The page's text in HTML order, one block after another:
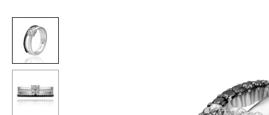
ПОДВЕСКИ И КРЕСТЫ
БРОШИ
ЦЕПИ
ДЛЯ ЧАЯ
ДЛЯ КОФЕ
ДЕТЯМ
БРАСЛЕТЫ
КОЛЬЕ И ПОДВЕСКИ
КАМНЕРЕЗНОЕ